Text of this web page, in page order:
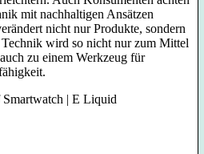
mit nachhaltigen Ansätzen
nicht nur Produkte, sondern
wird so nicht nur zum Mittel
zu einem Werkzeug für